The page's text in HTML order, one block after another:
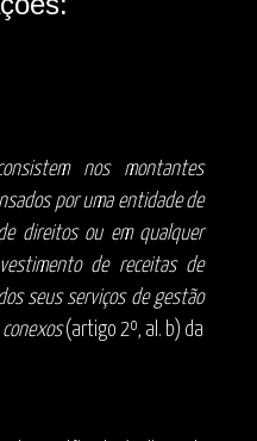
nos montantes
por uma entidade de
direitos ou em qualquer
de receitas de
seus serviços de gestão
(artigo 2º, al. b) da